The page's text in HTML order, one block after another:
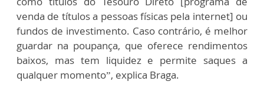
venda de títulos a pessoas físicas pela internet] ou
fundos de investimento. Caso contrário, é melhor
guardar na poupança, que oferece rendimentos
baixos, mas tem liquidez e permite saques a
qualquer momento”, explica Braga.